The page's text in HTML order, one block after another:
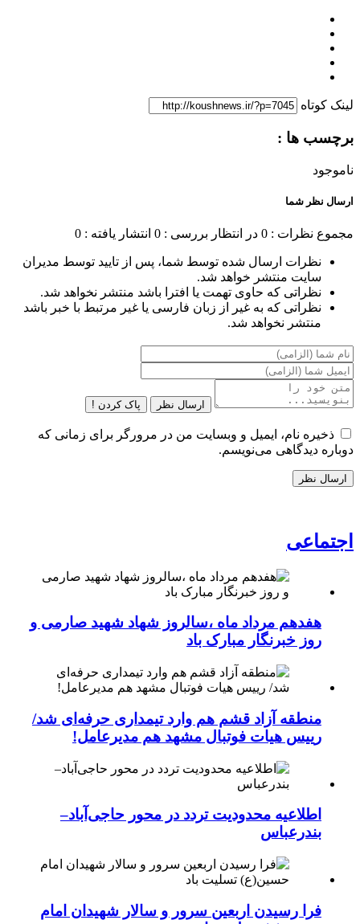
لینک کوتاه
برچسب ها :
ناموجود
ارسال نظر شما
مجموع نظرات : 0 در انتظار بررسی : 0 انتشار یافته : 0
نظرات ارسال شده توسط شما، پس از تایید توسط مدیران
سایت منتشر خواهد شد.
نظراتی که حاوی تهمت یا افترا باشد منتشر نخواهد شد.
نظراتی که به غیر از زبان فارسی یا غیر مرتبط با خبر باشد
منتشر نخواهد شد.
ارسال نظر پاک کردن !
ذخیره نام، ایمیل و وبسایت من در مرورگر برای زمانی که
دوباره دیدگاهی می‌نویسم.
اجتماعی
هفدهم مرداد ماه ،سالروز شهاد شهید صارمی و
روز خبرنگار مبارک باد
منطقه آزاد قشم هم وارد تیمداری حرفه‌ای شد/
رییس هیات فوتبال مشهد هم مدیرعامل!
اطلاعیه محدودیت تردد در محور حاجی‌آباد–
بندرعباس
فرا رسیدن اربعین سرور و سالار شهیدان امام